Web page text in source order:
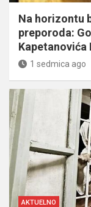
Na horizontu
preporoda:
Kapetanovića
1 sedmica ago
AKTUELNO